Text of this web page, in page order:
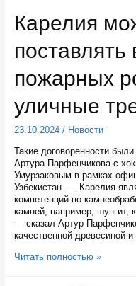
Андижанской
областью
Узбекистана
Карелия
поставлять
пожарных
уличные
23.10.2024/ Новости
Такие договоренности
Артура Парфенчикова с
Умурзаковым в рамках
Узбекистан. — Карелия
компетенций по
камней, например, шунгит,
— сказал Артур
качественной древесиной
Карелия
Читать полностью »